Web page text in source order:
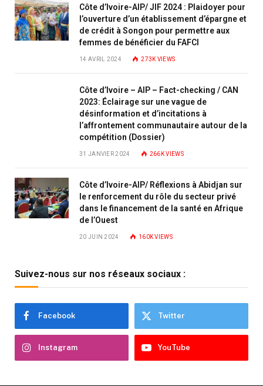
Côte d’Ivoire-AIP/ JIF 2024 : Plaidoyer pour
l’ouverture d’un établissement d’épargne et
de crédit à Songon pour permettre aux
femmes de bénéficier du FAFCI
14 AVRIL 2024 273K VIEWS
Côte d’Ivoire – AIP – Fact-checking / CAN
2023: Éclairage sur une vague de
désinformation et d’incitations à
l’affrontement communautaire autour de la
compétition (Dossier)
31 JANVIER 2024 266KVIEWS
Côte d’Ivoire-AIP/ Réflexions à Abidjan sur
le renforcement du rôle du secteur privé
dans le financement de la santé en Afrique
de l’Ouest
20 JUIN 2024 160KVIEWS
Suivez-nous sur nos réseaux sociaux :
Facebook Twitter
Instagram YouTube